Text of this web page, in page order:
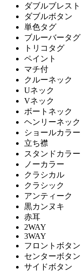
ダブルブレスト
ダブルボタン
単色タグ
ブルーバータグ
トリコタグ
ペイント
マチ付
クルーネック
Uネック
Vネック
ボートネック
ヘンリーネック
ショールカラー
立ち襟
スタンドカラー
ノーカラー
クラシカル
クラシック
アンティーク
黒カンヌキ
赤耳
2WAY
3WAY
フロントボタン
センターボタン
サイドボタン